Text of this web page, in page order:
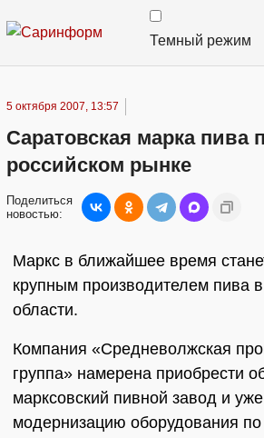
Темный режим
5 октября 2007, 13:57
Саратовская марка пива
российском рынке
Поделиться
новостью:
Маркс в ближайшее время
крупным производителем пива
области.
Компания «Средневолжская
группа» намерена приобрести
марксовский пивной завод и
модернизацию оборудования